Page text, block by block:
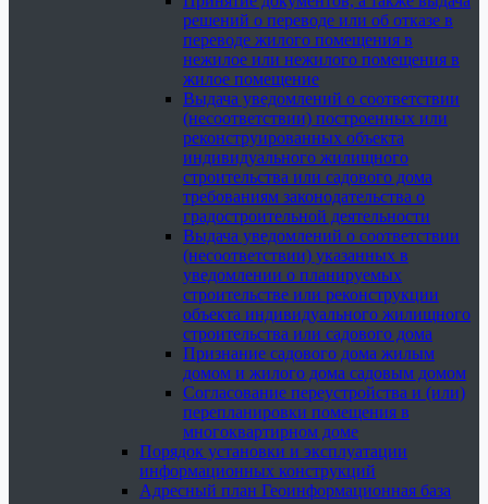
решений о переводе или об отказе в
переводе жилого помещения в
нежилое или нежилого помещения в
жилое помещение
Выдача уведомлений о соответствии
(несоответствии) построенных или
реконструированных объекта
индивидуального жилищного
строительства или садового дома
требованиям законодательства о
градостроительной деятельности
Выдача уведомлений о соответствии
(несоответствии) указанных в
уведомлении о планируемых
строительстве или реконструкции
объекта индивидуального жилищного
строительства или садового дома
Признание садового дома жилым
домом и жилого дома садовым домом
Согласование переустройства и (или)
перепланировки помещения в
многоквартирном доме
Порядок установки и эксплуатации
информационных конструкций
Адресный план Геоинформационная база